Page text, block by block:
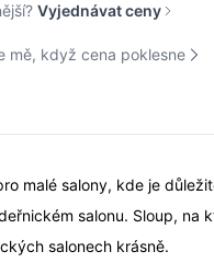
Vyjednávat ceny
mě, když cena poklesne
malé salony, kde je
salonu. Sloup,
salonech krásně.